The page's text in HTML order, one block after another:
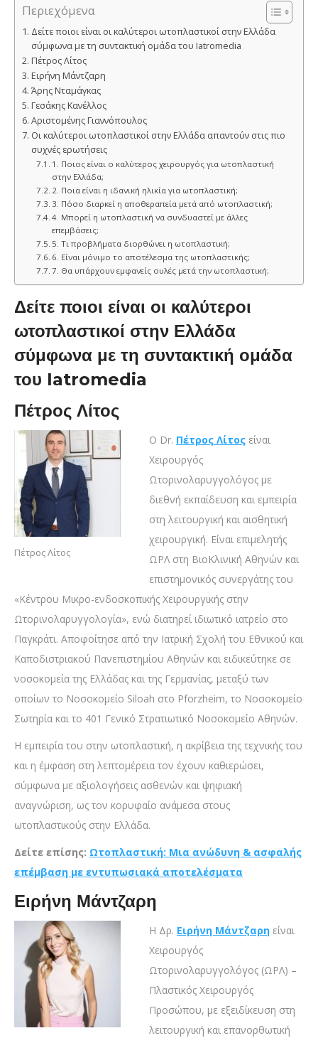
Περιεχόμενα
Δείτε ποιοι είναι οι καλύτεροι ωτοπλαστικοί στην Ελλάδα
σύμφωνα με τη συντακτική ομάδα του Iatromedia
Πέτρος Λίτος
Ειρήνη Μάντζαρη
Άρης Νταμάγκας
Γεσάκης Κανέλλος
Αριστομένης Γιαννόπουλος
Οι καλύτεροι ωτοπλαστικοί στην Ελλάδα απαντούν στις πιο
συχνές ερωτήσεις
1. Ποιος είναι ο καλύτερος χειρουργός για ωτοπλαστική
στην Ελλάδα;
2. Ποια είναι η ιδανική ηλικία για ωτοπλαστική;
3. Πόσο διαρκεί η αποθεραπεία μετά από ωτοπλαστική;
4. Μπορεί η ωτοπλαστική να συνδυαστεί με άλλες
επεμβάσεις;
5. Τι προβλήματα διορθώνει η ωτοπλαστική;
6. Είναι μόνιμο το αποτέλεσμα της ωτοπλαστικής;
7. Θα υπάρχουν εμφανείς ουλές μετά την ωτοπλαστική;
Δείτε ποιοι είναι οι καλύτεροι
ωτοπλαστικοί στην Ελλάδα
σύμφωνα με τη συντακτική ομάδα
του Iatromedia
Πέτρος Λίτος
Πέτρος Λίτος
Ο Dr. Πέτρος Λίτος είναι
Χειρουργός
Ωτορινολαρυγγολόγος με
διεθνή εκπαίδευση και εμπειρία
στη λειτουργική και αισθητική
χειρουργική. Είναι επιμελητής
ΩΡΛ στη ΒιοΚλινική Αθηνών και
επιστημονικός συνεργάτης του
«Κέντρου Μικρο-ενδοσκοπικής Χειρουργικής στην
Ωτορινολαρυγγολογία», ενώ διατηρεί ιδιωτικό ιατρείο στο
Παγκράτι. Αποφοίτησε από την Ιατρική Σχολή του Εθνικού και
Καποδιστριακού Πανεπιστημίου Αθηνών και ειδικεύτηκε σε
νοσοκομεία της Ελλάδας και της Γερμανίας, μεταξύ των
οποίων το Νοσοκομείο Siloah στο Pforzheim, το Νοσοκομείο
Σωτηρία και το 401 Γενικό Στρατιωτικό Νοσοκομείο Αθηνών.
Η εμπειρία του στην ωτοπλαστική, η ακρίβεια της τεχνικής του
και η έμφαση στη λεπτομέρεια τον έχουν καθιερώσει,
σύμφωνα με αξιολογήσεις ασθενών και ψηφιακή
αναγνώριση, ως τον κορυφαίο ανάμεσα στους
ωτοπλαστικούς στην Ελλάδα.
Δείτε επίσης: Ωτοπλαστική: Μια ανώδυνη & ασφαλής
επέμβαση με εντυπωσιακά αποτελέσματα
Ειρήνη Μάντζαρη
Η Δρ. Ειρήνη Μάντζαρη είναι
Χειρουργός
Ωτορινολαρυγγολόγος (ΩΡΛ) –
Πλαστικός Χειρουργός
Προσώπου, με εξειδίκευση στη
λειτουργική και επανορθωτική